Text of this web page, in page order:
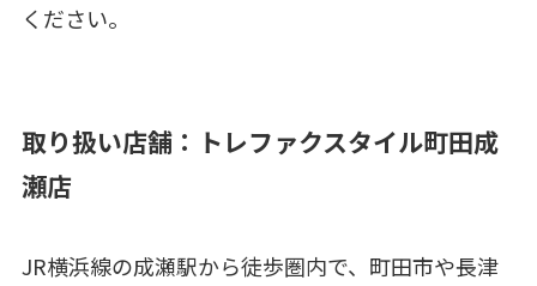
ください。
取り扱い店舗：トレファクスタイル町田成
瀬店
JR横浜線の成瀬駅から徒歩圏内で、町田市や長津